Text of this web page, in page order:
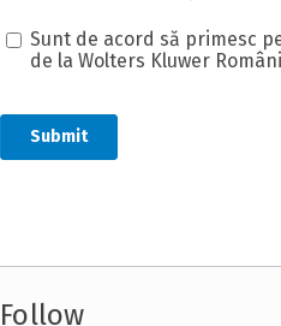
Follow